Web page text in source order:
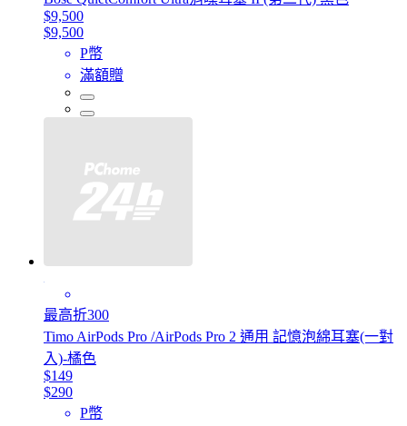
$9,500
$9,500
P幣
滿額贈
最高折300
Timo AirPods Pro /AirPods Pro 2 通用 記憶泡綿耳塞(一對
入)-橘色
$149
$290
P幣